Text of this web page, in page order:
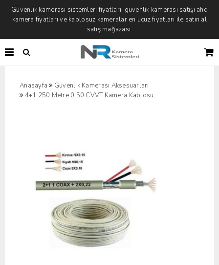
Güvenlik kamerası sistemleri fiyatları, güvenlik kamerası satışı ahd
kamera fiyatları ve kablosuz kameralar en ucuz fiyatları ile satın al
satış mağazası.
Anasayfa
Güvenlik Kamerası Aksesuarları
4+1 250 Metre 0,50 CVVT Kamera Kablosu